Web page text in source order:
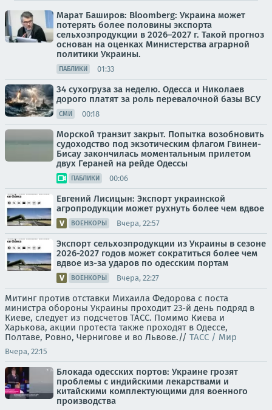
Марат Баширов: Bloomberg: Украина может
потерять более половины экспорта
сельхозпродукции в 2026–2027 г. Такой прогноз
основан на оценках Министерства аграрной
политики Украины.
ПАБЛИКИ 01:33
34 сухогруза за неделю. Одесса и Николаев
дорого платят за роль перевалочной базы ВСУ
СМИ 00:18
Морской транзит закрыт. Попытка возобновить
судоходство под экзотическим флагом Гвинеи-
Бисау закончилась моментальным прилетом
двух Гераней на рейде Одессы
ПАБЛИКИ 00:06
Евгений Лисицын: Экспорт украинской
агропродукции может рухнуть более чем вдвое
ВОЕНКОРЫ Вчера, 22:57
Экспорт сельхозпродукции из Украины в сезоне
2026-2027 годов может сократиться более чем
вдвое из-за ударов по одесским портам
ВОЕНКОРЫ Вчера, 22:27
Митинг против отставки Михаила Федорова с поста
министра обороны Украины проходит 23-й день подряд в
Киеве, следует из подсчетов ТАСС. Помимо Киева и
Харькова, акции протеста также проходят в Одессе,
Полтаве, Ровно, Чернигове и во Львове.// ТАСС / Мир
Вчера, 22:15
Блокада одесских портов: Украине грозят
проблемы с индийскими лекарствами и
китайскими комплектующими для военного
производства